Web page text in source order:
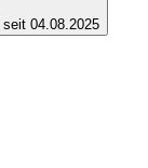
04.08.2025